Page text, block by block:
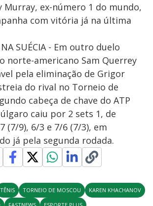
Murray, ex-número 1 do mundo,
com vitória já na última
NA SUÉCIA - Em outro duelo
norte-americano Sam Querrey
pela eliminação de Grigor
do rival no Torneio de
cabeça de chave do ATP
caiu por 2 sets 1, de
(7/9), 6/3 e 7/6 (7/3), em
já pela segunda rodada.
TÊNIS TORNEIO DE MOSCOU
KAREN KHACHANOV